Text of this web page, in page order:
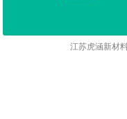
江苏虎涵新材